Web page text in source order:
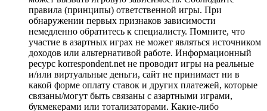
правила (принципы) ответственной игры. При
обнаружении первых признаков зависимости
немедленно обратитесь к специалисту. Помните, что
участие в азартных играх не может являться источником
доходов или альтернативой работе. Информационный
ресурс korrespondent.net не проводит игры на реальные
и/или виртуальные деньги, сайт не принимает ни в
какой форме оплату ставок и других платежей, которые
связаны/могут быть связаны с азартными играми,
букмекерами или тотализаторами. Какие-либо